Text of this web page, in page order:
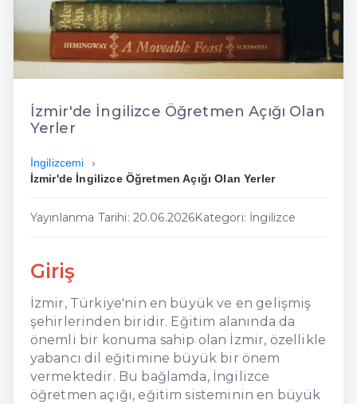
En Hızlı İngilizce
En Kolay İngilizce
En Uygun İngilizce
İzmir'de İngilizce Öğretmen Açığı Olan
Yerler
İngilizcemi
İzmir'de İngilizce Öğretmen Açığı Olan Yerler
Yayınlanma Tarihi: 20.06.2026Kategori: İngilizce
Giriş
İzmir, Türkiye'nin en büyük ve en gelişmiş
şehirlerinden biridir. Eğitim alanında da
önemli bir konuma sahip olan İzmir, özellikle
yabancı dil eğitimine büyük bir önem
vermektedir. Bu bağlamda, İngilizce
öğretmen açığı, eğitim sisteminin en büyük